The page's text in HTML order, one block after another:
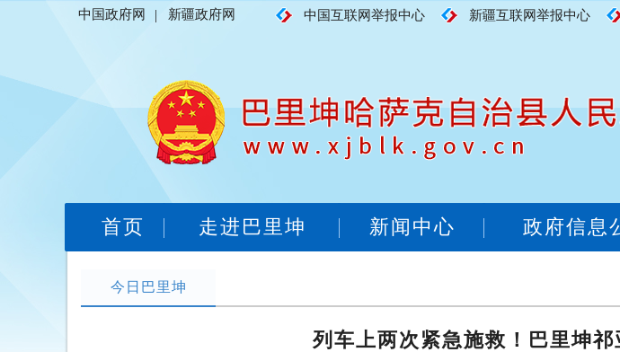
中国政府网 | 新疆政府网 中国互联网举报中心 新疆互联网举报中心
首页 走进巴里坤 新闻中心 政府信息
今日巴里坤
列车上两次紧急施救！巴里坤